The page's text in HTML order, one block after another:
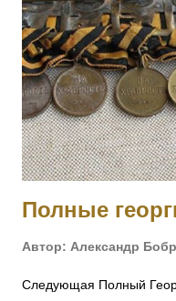
Полные
Автор: Александр
Следующая Полный